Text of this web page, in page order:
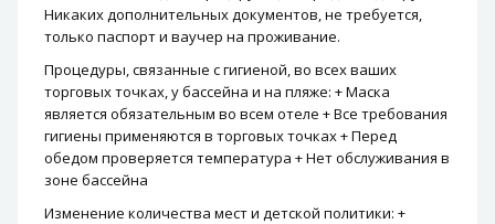
Никаких дополнительных документов, не требуется,
только паспорт и ваучер на проживание.
Процедуры, связанные с гигиеной, во всех ваших
торговых точках, у бассейна и на пляже: + Маска
является обязательным во всем отеле + Все требования
гигиены применяются в торговых точках + Перед
обедом проверяется температура + Нет обслуживания в
зоне бассейна
Изменение количества мест и детской политики: +